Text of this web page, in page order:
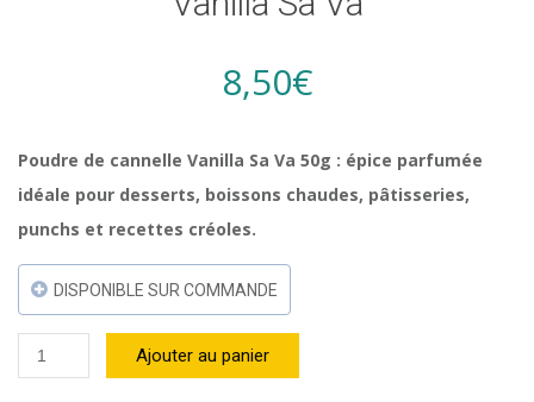
8,50€
Poudre de cannelle Vanilla Sa Va 50g : épice parfumée
idéale pour desserts, boissons chaudes, pâtisseries,
punchs et recettes créoles.
DISPONIBLE SUR COMMANDE
quantité
de
Ajouter au panier